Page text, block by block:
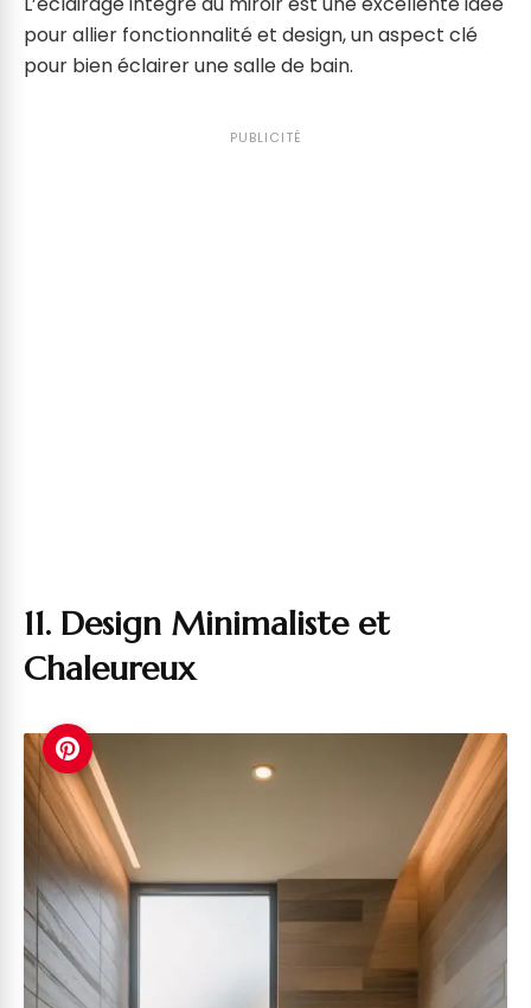
pour allier fonctionnalité et design, un aspect clé
pour bien éclairer une salle de bain.
PUBLICITÉ
11. Design Minimaliste et
Chaleureux